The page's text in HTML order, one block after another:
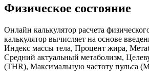
Физическое состояние
Онлайн калькулятор расчета
калькулятор вычисляет на основе
Индекс массы тела, Процент жира,
Средний актуальный метаболизм,
(THR), Максимальную частоту пульса